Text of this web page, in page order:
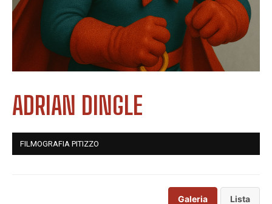
ADRIAN DINGLE
FILMOGRAFIA PITIZZO
Galeria Lista